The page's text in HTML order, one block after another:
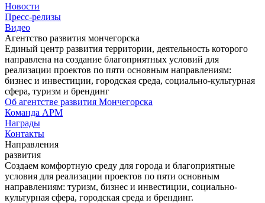
Новости
Пресс-релизы
Видео
Агентство развития мончегорска
Единый центр развития территории, деятельность которого
направлена на создание благоприятных условий для
реализации проектов по пяти основным направлениям:
бизнес и инвестиции, городская среда, социально-культурная
сфера, туризм и брендинг
Об агентстве развития Мончегорска
Команда АРМ
Награды
Контакты
Направления
развития
Создаем комфортную среду для города и благоприятные
условия для реализации проектов по пяти основным
направлениям: туризм, бизнес и инвестиции, социально-
культурная сфера, городская среда и брендинг.